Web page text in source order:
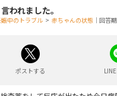
われました。
中のトラブル > 赤ちゃんの状態 ｜回答
ポストする